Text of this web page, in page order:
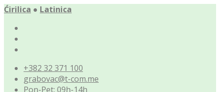
Ćirilica ● Latinica
+382 32 371 100
grabovac@t-com.me
Pon-Pet: 09h-14h